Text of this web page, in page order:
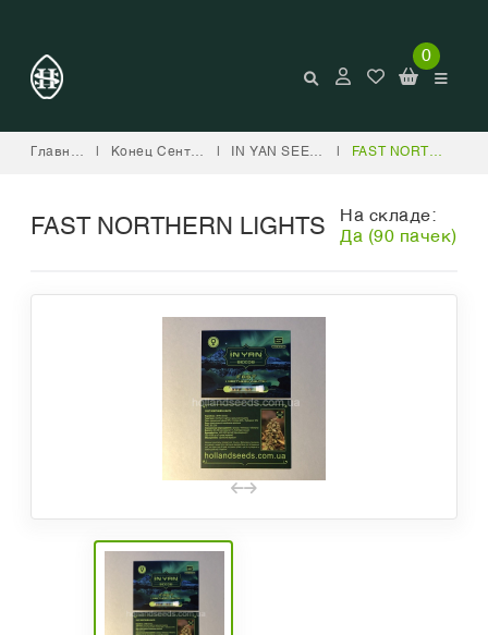
0
Главная Конец Сентября IN YAN SEEDS FAST NORTHERN LIGHTS
FAST NORTHERN LIGHTS
На складе:
Да (90 пачек)